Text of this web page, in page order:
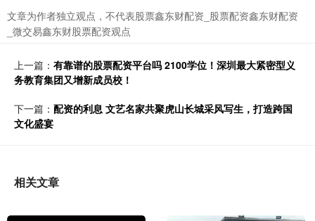
文章为作者独立观点，不代表股票鑫东财配资_股票配资鑫东财配资
_微交易鑫东财股票配资观点
上一篇： 有靠谱的股票配资平台吗 2100学位！深圳最大紧密型义
务教育集团又增新成员校！
下一篇： 配资的利息 文艺名家共聚虎山长城采风写生，打造跨国
文化盛宴
相关文章